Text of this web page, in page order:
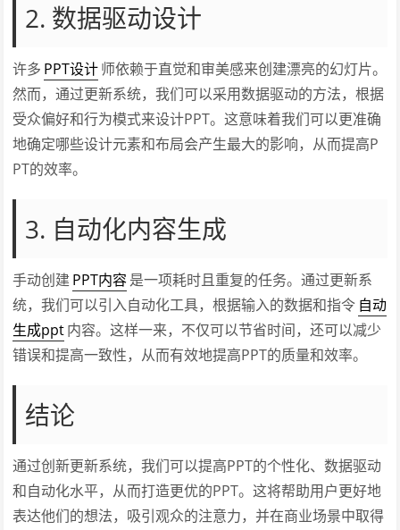
2. 数据驱动设计
许多 PPT设计师依赖于直觉和审美感来创建漂亮的幻灯片。
然而，通过更新系统，我们可以采用数据驱动的方法，根据
受众偏好和行为模式来设计PPT。这意味着我们可以更准确
地确定哪些设计元素和布局会产生最大的影响，从而提高P
PT的效率。
3. 自动化内容生成
手动创建 PPT内容是一项耗时且重复的任务。通过更新系
统，我们可以引入自动化工具，根据输入的数据和指令 自动
生成ppt内容。这样一来，不仅可以节省时间，还可以减少
错误和提高一致性，从而有效地提高PPT的质量和效率。
结论
通过创新更新系统，我们可以提高PPT的个性化、数据驱动
和自动化水平，从而打造更优的PPT。这将帮助用户更好地
表达他们的想法，吸引观众的注意力，并在商业场景中取得